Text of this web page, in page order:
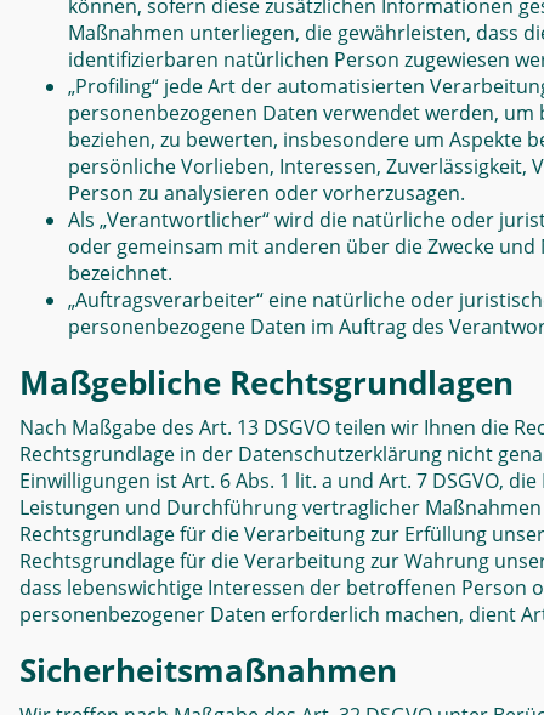
können, sofern diese zusätzlichen Informationen
Maßnahmen unterliegen, die gewährleisten, dass
identifizierbaren natürlichen Person zugewiesen
„Profiling“ jede Art der automatisierten
personenbezogenen Daten verwendet werden,
beziehen, zu bewerten, insbesondere um Aspekte
persönliche Vorlieben, Interessen,
Person zu analysieren oder vorherzusagen.
Als „Verantwortlicher“ wird die natürliche oder
oder gemeinsam mit anderen über die Zwecke
bezeichnet.
„Auftragsverarbeiter“ eine natürliche oder
personenbezogene Daten im Auftrag des
Maßgebliche Rechtsgrundlagen
Nach Maßgabe des Art. 13 DSGVO teilen wir Ihnen die
Rechtsgrundlage in der Datenschutzerklärung nicht
Einwilligungen ist Art. 6 Abs. 1 lit. a und Art. 7 DSGVO,
Leistungen und Durchführung vertraglicher
Rechtsgrundlage für die Verarbeitung zur Erfüllung
Rechtsgrundlage für die Verarbeitung zur Wahrung
dass lebenswichtige Interessen der betroffenen
personenbezogener Daten erforderlich machen, dient
Sicherheitsmaßnahmen